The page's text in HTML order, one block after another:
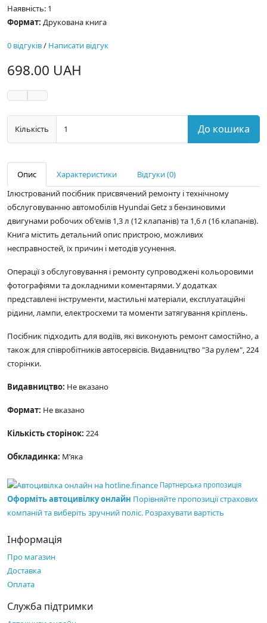
Наявність: 1
Формат: Друкована книга
0 відгуків/ Написати відгук
698.00 UAH
Кількість До кошика
Опис Характеристики
Відгуки (0)
Ілюстрований посібник присвячений ремонту і технічному
обслуговуванню автомобілів Hyundai Getz з бензиновими
двигунами робочих об'ємів 1,3 л (12 клапанів) та 1,6 л (16 клапанів).
Книга містить детальний опис пристрою, можливих
несправностей, їх причин і методів усунення.
Операції з обслуговування і ремонту супроводжені кольоровими
фотографіями та докладними коментарями. У додатках
представлені інструменти, мастильні матеріали, експлуатаційні
рідини, лампи, електросхеми та моменти затягування кріплень.
Посібник підходить для водіїв, які виконують ремонт самостійно, а
також для співробітників автосервісів. Видавництво "За рулем", 224
сторінки.
Видавництво: Не вказано
Формат: Не вказано
Кількість сторінок: 224
Обкладинка: М’яка
Партнерська пропозиція
Оформіть автоцивілку онлайн Порівняйте пропозиції страхових
компаній та виберіть зручний поліс. Розрахувати вартість
Інформація
Про магазин
Доставка
Оплата
Служба підтримки